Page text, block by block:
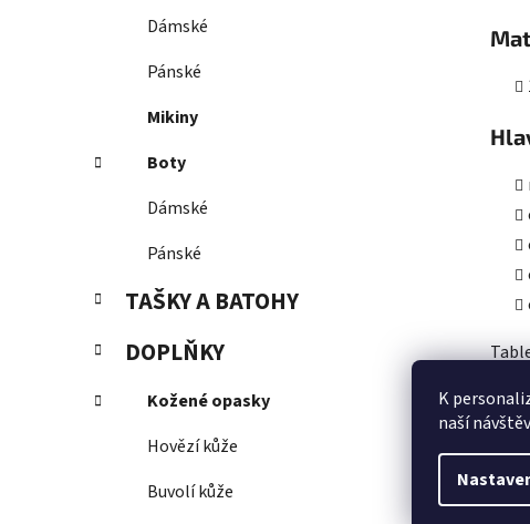
K
naší
Dámské
Pánské
Mikiny
Boty
Dámské
Pánské
TAŠKY A BATOHY
DOPLŇKY
Kožené opasky
Hovězí kůže
Buvolí kůže